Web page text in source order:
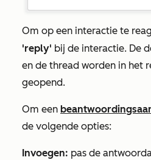
Om op een interactie te
'reply' bij de interactie. De
en de thread worden in het
geopend.
Om een
de volgende opties:
Invoegen: pas de